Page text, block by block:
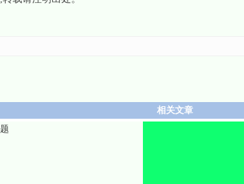
相关文章